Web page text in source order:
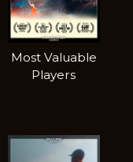
Most Valuable
Players